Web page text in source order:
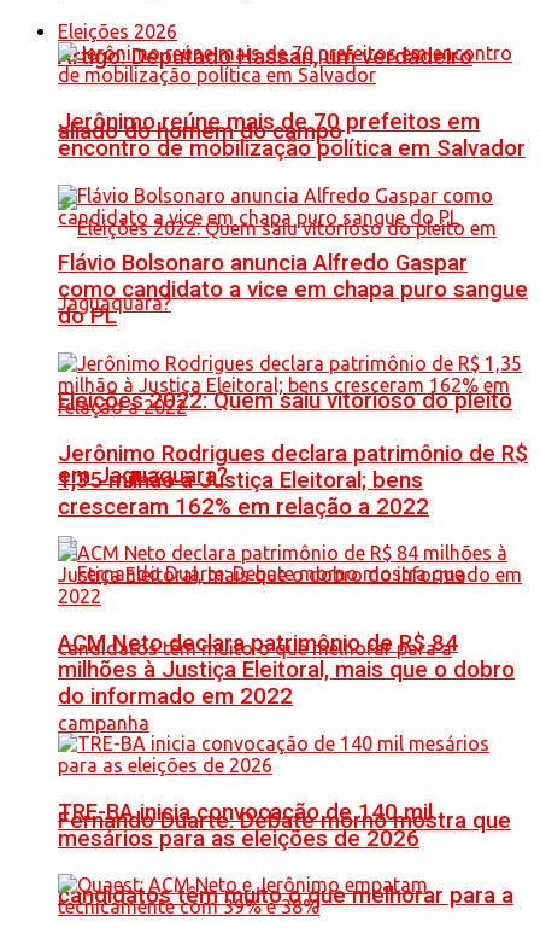
Artigo: Deputado Hassan, um verdadeiro
aliado do homem do campo
Eleições 2022: Quem saiu vitorioso do pleito
em Jaguaquara?
Fernando Duarte: Debate morno mostra que
candidatos têm muito o que melhorar para a
Eleições 2026
Jerônimo reúne mais de 70 prefeitos em
encontro de mobilização política em Salvador
Flávio Bolsonaro anuncia Alfredo Gaspar
como candidato a vice em chapa puro sangue
do PL
Jerônimo Rodrigues declara patrimônio de R$
1,35 milhão à Justiça Eleitoral; bens
cresceram 162% em relação a 2022
ACM Neto declara patrimônio de R$ 84
milhões à Justiça Eleitoral, mais que o dobro
do informado em 2022
TRE-BA inicia convocação de 140 mil
mesários para as eleições de 2026